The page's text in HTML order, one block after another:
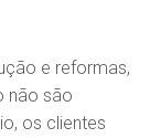
e reformas,
não são
os clientes